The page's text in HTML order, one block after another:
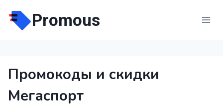
содержимому
Promous
Промокоды и скидки
Мегаспорт